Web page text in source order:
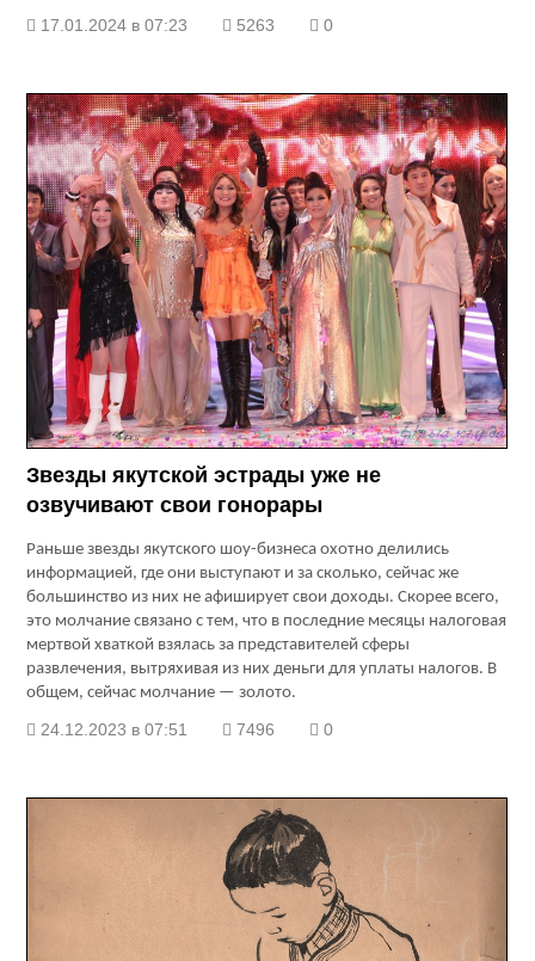
17.01.2024 в 07:23 5263 0
Звезды якутской эстрады уже не
озвучивают свои гонорары
Раньше звезды якутского шоу-бизнеса охотно делились
информацией, где они выступают и за сколько, сейчас же
большинство из них не афиширует свои доходы. Скорее всего,
это молчание связано с тем, что в последние месяцы налоговая
мертвой хваткой взялась за представителей сферы
развлечения, вытряхивая из них деньги для уплаты налогов. В
общем, сейчас молчание — золото.
24.12.2023 в 07:51 7496 0